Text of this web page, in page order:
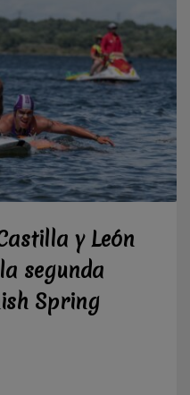
y León
segunda
Spring